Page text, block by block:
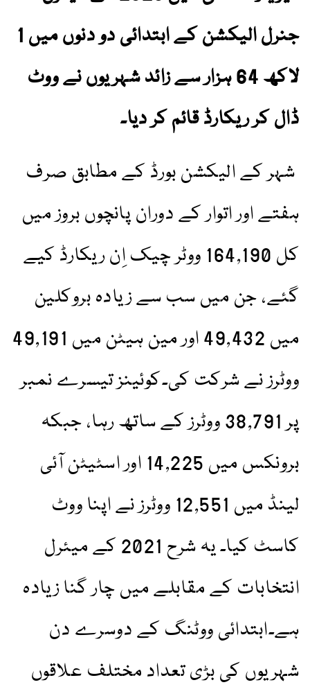
جنرل الیکشن کے ابتدائی دو دنوں میں 1
لاکھ 64 ہزار سے زائد شہریوں نے ووٹ
ڈال کر ریکارڈ قائم کر دیا۔
شہر کے الیکشن بورڈ کے مطابق صرف
ہفتے اور اتوار کے دوران پانچوں بروز میں
کل 164,190 ووٹر چیک اِن ریکارڈ کیے
گئے، جن میں سب سے زیادہ بروکلین
میں 49,432 اور مین ہیٹن میں 49,191
ووٹرز نے شرکت کی۔کوئینز تیسرے نمبر
پر 38,791 ووٹرز کے ساتھ رہا، جبکہ
برونکس میں 14,225 اور اسٹیٹن آئی
لینڈ میں 12,551 ووٹرز نے اپنا ووٹ
کاسٹ کیا۔ یہ شرح 2021 کے میئرل
انتخابات کے مقابلے میں چار گنا زیادہ
ہے۔ابتدائی ووٹنگ کے دوسرے دن
شہریوں کی بڑی تعداد مختلف علاقوں